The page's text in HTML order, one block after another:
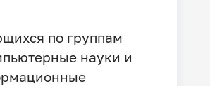
по группам
науки и